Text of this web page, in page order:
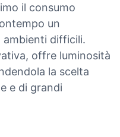
il consumo
un
difficili.
offre luminosità
la scelta
e di grandi